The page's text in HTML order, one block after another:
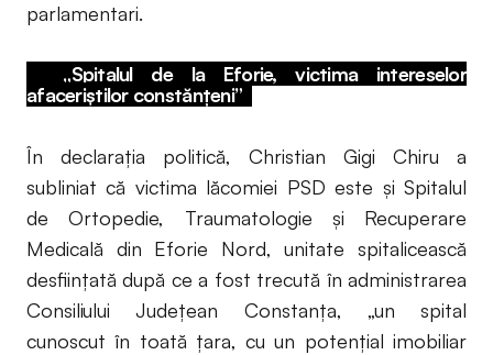
parlamentari.
„Spitalul de la Eforie, victima intereselor
afaceriștilor constănțeni”
În declaraţia politică, Christian Gigi Chiru a
subliniat că victima lăcomiei PSD este şi Spitalul
de Ortopedie, Traumatologie şi Recuperare
Medicală din Eforie Nord, unitate spitalicească
desfiinţată după ce a fost trecută în administrarea
Consiliului Judeţean Constanţa, „un spital
cunoscut în toată ţara, cu un potenţial imobiliar